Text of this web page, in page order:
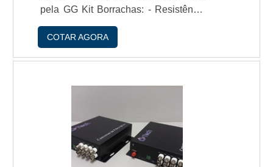
pela GG Kit Borrachas: - Resistência
a impactos; - Nío rasga fácil; - Nío
mancha; - Protege da umidade; -
Protege de choques mecí¢nicos.
plástico bolha confere aos materiais
processo de fabricaçío. í‰
confeccionado em filme de polietileno
de baixa densidade com bolhas de ar
prensadas.E, para assegurar a qu.
COTAR AGORA